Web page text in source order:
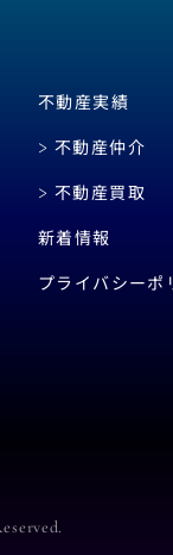
不動産実績
不動産仲介
不動産買取
新着情報
プライバシーポ